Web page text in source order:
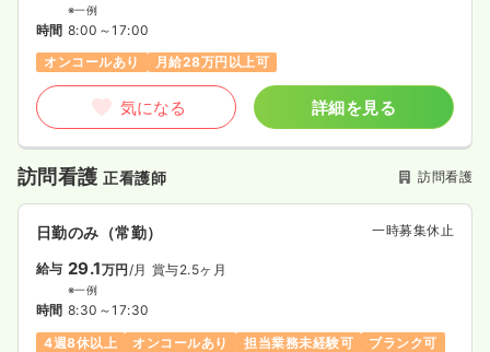
※一例
時間 8:00～17:00
オンコールあり
月給28万円以上可
気になる 詳細を見る
訪問看護正看護師 訪問看護
日勤のみ（常勤） 一時募集休止
給与 29.1万円/月 賞与2.5ヶ月
※一例
時間 8:30～17:30
4週8休以上
オンコールあり 担当業務未経験可
ブランク可